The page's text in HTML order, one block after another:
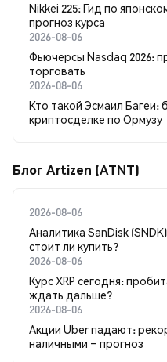
Nikkei 225: Гид по
прогноз курса
2026-08-06
Фьючерсы Nasdaq 2026:
торговать
2026-08-06
Кто такой Эсмаил Багеи:
криптосделке по Ормузу
Блог Artizen (ATNT)
2026-08-06
Аналитика SanDisk
стоит ли купить?
2026-08-06
Курс XRP сегодня:
ждать дальше?
2026-08-06
Акции Uber падают:
наличными – прогноз